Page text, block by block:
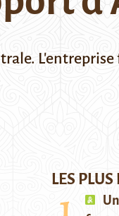
LES PLUS